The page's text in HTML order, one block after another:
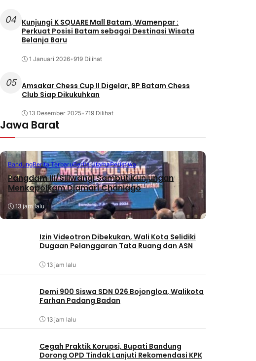
04 Kunjungi K SQUARE Mall Batam, Wamenpar :
Perkuat Posisi Batam sebagai Destinasi Wisata
Belanja Baru
1 Januari 2026•919 Dilihat
05 Amsakar Chess Cup II Digelar, BP Batam Chess
Club Siap Dikukuhkan
13 Desember 2025•719 Dilihat
Jawa Barat
BandungBerita TerbaruBerita UtamaPeristiwa
Pangdam III/Siliwangi Sambut Kunjungan
Menkopolkam Djamari Chaniago
13 jam lalu
Izin Videotron Dibekukan, Wali Kota Selidiki
Dugaan Pelanggaran Tata Ruang dan ASN
13 jam lalu
Demi 900 Siswa SDN 026 Bojongloa, Walikota
Farhan Padang Badan
13 jam lalu
Cegah Praktik Korupsi, Bupati Bandung
Dorong OPD Tindak Lanjuti Rekomendasi KPK